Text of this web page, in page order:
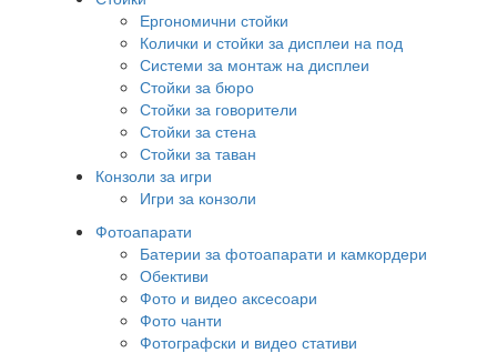
Ергономични стойки
Колички и стойки за дисплеи на под
Системи за монтаж на дисплеи
Стойки за бюро
Стойки за говорители
Стойки за стена
Стойки за таван
Конзоли за игри
Игри за конзоли
Фотоапарати
Батерии за фотоапарати и камкордери
Обективи
Фото и видео аксесоари
Фото чанти
Фотографски и видео стативи